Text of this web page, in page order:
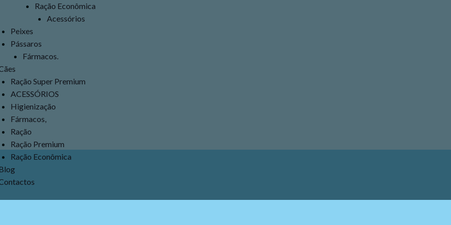
Ração Econômica
Acessórios
Peixes
Pássaros
Fármacos.
Ração Super Premium
ACESSÓRIOS
Higienização
Fármacos,
Ração
Ração Premium
Ração Econômica